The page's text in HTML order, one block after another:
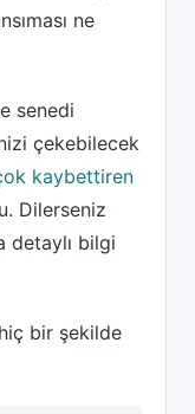
ne
senedi
çekebilecek
kaybettiren
Dilerseniz
detaylı bilgi
bir şekilde